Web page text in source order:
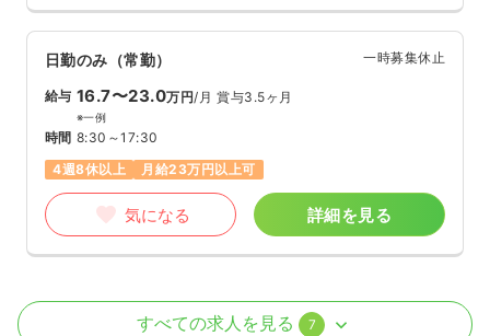
日勤のみ（常勤） 一時募集休止
給与 16.7〜23.0万円/月 賞与3.5ヶ月
※一例
時間 8:30～17:30
4週8休以上
月給23万円以上可
気になる 詳細を見る
外来 正・准看護師すべての求人を見る 7